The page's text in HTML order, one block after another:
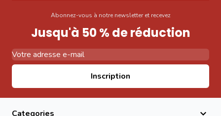
Abonnez-vous à notre newsletter et recevez
Jusqu'à 50 % de réduction
Inscription
Categories